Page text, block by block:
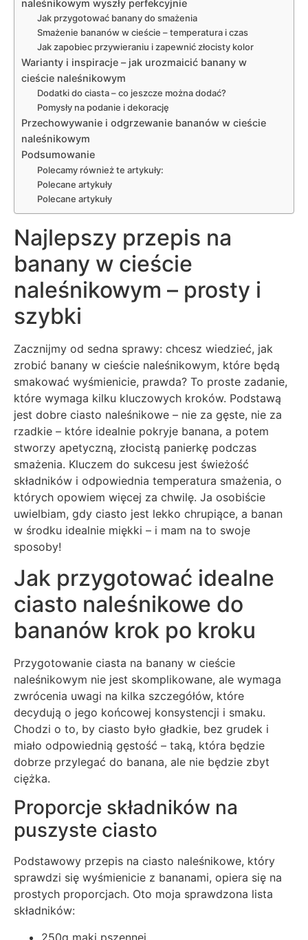
naleśnikowym wyszły perfekcyjnie
Jak przygotować banany do smażenia
Smażenie bananów w cieście – temperatura i czas
Jak zapobiec przywieraniu i zapewnić złocisty kolor
Warianty i inspiracje – jak urozmaicić banany w
cieście naleśnikowym
Dodatki do ciasta – co jeszcze można dodać?
Pomysły na podanie i dekorację
Przechowywanie i odgrzewanie bananów w cieście
naleśnikowym
Podsumowanie
Polecamy również te artykuły:
Polecane artykuły
Polecane artykuły
Najlepszy przepis na
banany w cieście
naleśnikowym – prosty i
szybki
Zacznijmy od sedna sprawy: chcesz wiedzieć, jak
zrobić banany w cieście naleśnikowym, które będą
smakować wyśmienicie, prawda? To proste zadanie,
które wymaga kilku kluczowych kroków. Podstawą
jest dobre ciasto naleśnikowe – nie za gęste, nie za
rzadkie – które idealnie pokryje banana, a potem
stworzy apetyczną, złocistą panierkę podczas
smażenia. Kluczem do sukcesu jest świeżość
składników i odpowiednia temperatura smażenia, o
których opowiem więcej za chwilę. Ja osobiście
uwielbiam, gdy ciasto jest lekko chrupiące, a banan
w środku idealnie miękki – i mam na to swoje
sposoby!
Jak przygotować idealne
ciasto naleśnikowe do
bananów krok po kroku
Przygotowanie ciasta na banany w cieście
naleśnikowym nie jest skomplikowane, ale wymaga
zwrócenia uwagi na kilka szczegółów, które
decydują o jego końcowej konsystencji i smaku.
Chodzi o to, by ciasto było gładkie, bez grudek i
miało odpowiednią gęstość – taką, która będzie
dobrze przylegać do banana, ale nie będzie zbyt
ciężka.
Proporcje składników na
puszyste ciasto
Podstawowy przepis na ciasto naleśnikowe, który
sprawdzi się wyśmienicie z bananami, opiera się na
prostych proporcjach. Oto moja sprawdzona lista
składników:
250g mąki pszennej